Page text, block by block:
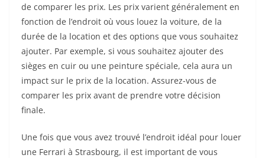
de comparer les prix. Les prix varient généralement en
fonction de l’endroit où vous louez la voiture, de la
durée de la location et des options que vous souhaitez
ajouter. Par exemple, si vous souhaitez ajouter des
sièges en cuir ou une peinture spéciale, cela aura un
impact sur le prix de la location. Assurez-vous de
comparer les prix avant de prendre votre décision
finale.
Une fois que vous avez trouvé l’endroit idéal pour louer
une Ferrari à Strasbourg, il est important de vous